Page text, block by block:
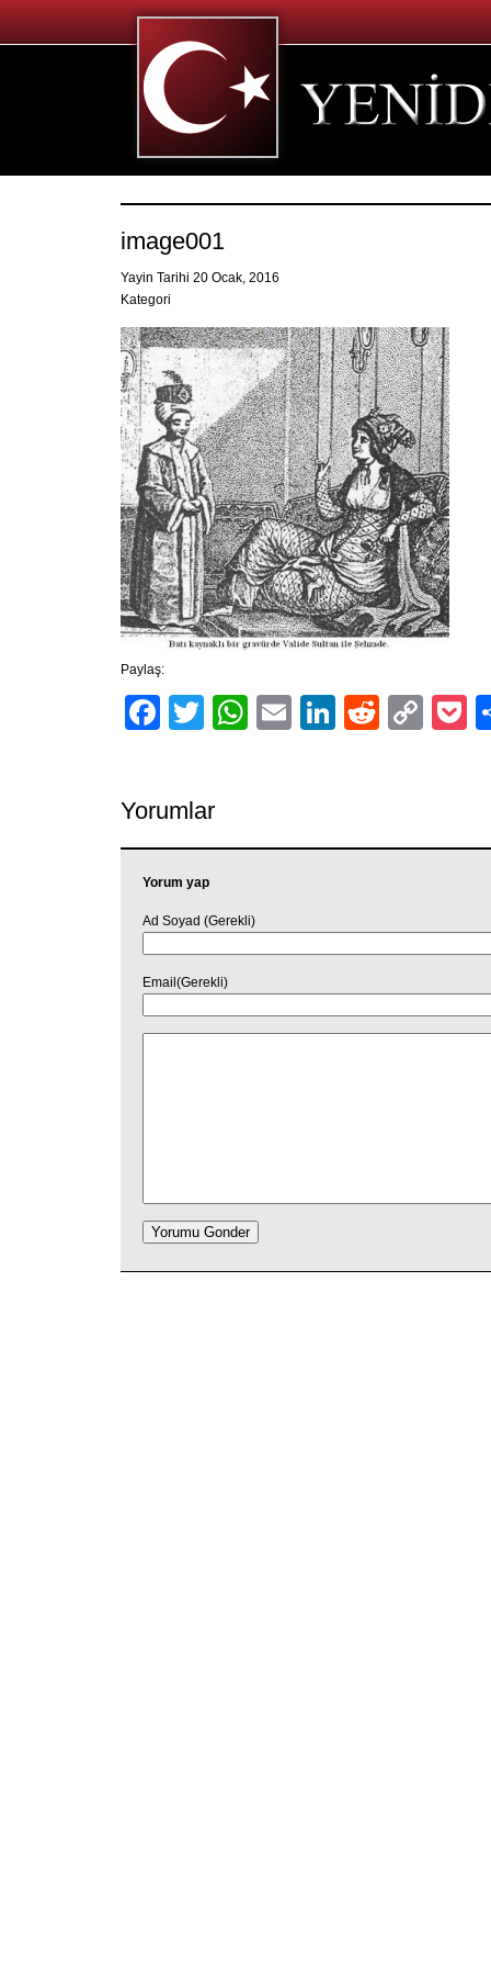
image001
Yayin Tarihi 20 Ocak, 2016
Kategori
Paylaş:
Facebook
TwitterWhatsApp
EmailLinkedIn
Reddit
Yorumlar
Yorum yap
Ad Soyad (Gerekli)
Email(Gerekli)